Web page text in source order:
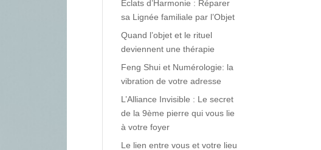
Éclats d’Harmonie : Réparer
sa Lignée familiale par l’Objet
Quand l’objet et le rituel
deviennent une thérapie
Feng Shui et Numérologie: la
vibration de votre adresse
L’Alliance Invisible : Le secret
de la 9ème pierre qui vous lie
à votre foyer
Le lien entre vous et votre lieu